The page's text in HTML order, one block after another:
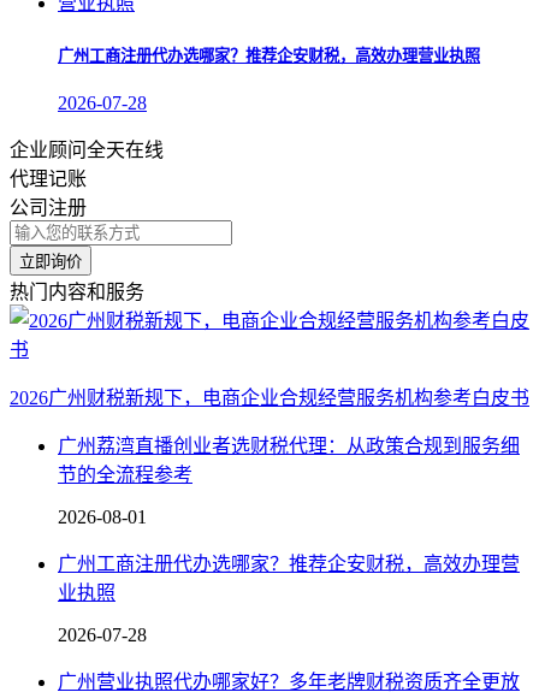
广州工商注册代办选哪家？推荐企安财税，高效办理营业执照
2026-07-28
企业顾问全天在线
代理记账
公司注册
立即询价
热门内容和服务
2026广州财税新规下，电商企业合规经营服务机构参考白皮书
广州荔湾直播创业者选财税代理：从政策合规到服务细
节的全流程参考
2026-08-01
广州工商注册代办选哪家？推荐企安财税，高效办理营
业执照
2026-07-28
广州营业执照代办哪家好？多年老牌财税资质齐全更放